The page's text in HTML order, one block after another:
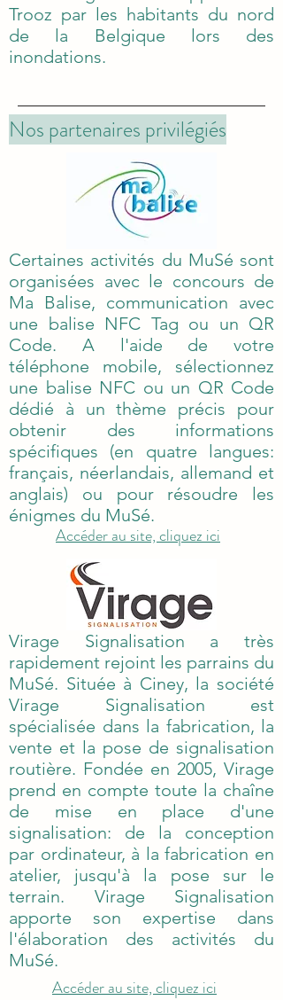
généreuse apportée à Trooz par les
habitants du nord de la Belgique lors
Trooz par les habitants du nord
de la Belgique lors des
inondations.
Nos partenaires privilégiés
Certaines activités du MuSé sont
organisées avec le concours de
Ma Balise, communication avec
une balise NFC Tag ou un QR
Code. A l'aide de votre
téléphone mobile, sélectionnez
une balise NFC ou un QR Code
dédié à un thème précis pour
obtenir des informations
spécifiques (en quatre langues:
français, néerlandais, allemand et
anglais) ou pour résoudre les
énigmes du MuSé.
Accéder au site, cliquez ici
Virage Signalisation a très
rapidement rejoint les parrains du
MuSé. Située à Ciney, la société
Virage Signalisation est
spécialisée dans la fabrication, la
vente et la pose de signalisation
routière. Fondée en 2005, Virage
prend en compte toute la chaîne
de mise en place d'une
signalisation: de la conception
par ordinateur, à la fabrication en
atelier, jusqu'à la pose sur le
terrain. Virage Signalisation
apporte son expertise dans
l'élaboration des activités du
MuSé.
Accéder au site, cliquez ici